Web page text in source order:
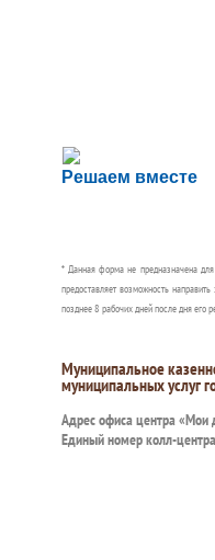
Решаем вместе
Сложности с
Сообщите об этом
* Данная форма не предназначена
предоставляет возможность
позднее 8 рабочих дней после дня его
Муниципальное
муниципальных услуг
Адрес офиса центра «Мои
Единый номер колл-